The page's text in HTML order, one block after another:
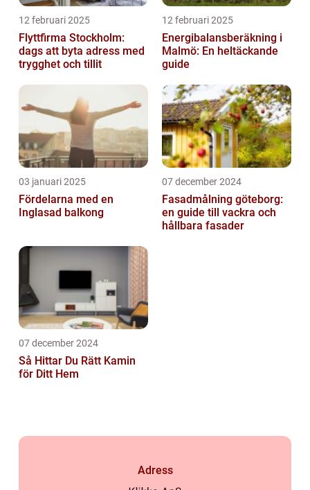
12 februari 2025
Flyttfirma Stockholm:
dags att byta adress med
trygghet och tillit
12 februari 2025
Energibalansberäkning i
Malmö: En heltäckande
guide
03 januari 2025
Fördelarna med en
Inglasad balkong
07 december 2024
Fasadmålning göteborg:
en guide till vackra och
hållbara fasader
07 december 2024
Så Hittar Du Rätt Kamin
för Ditt Hem
Adress